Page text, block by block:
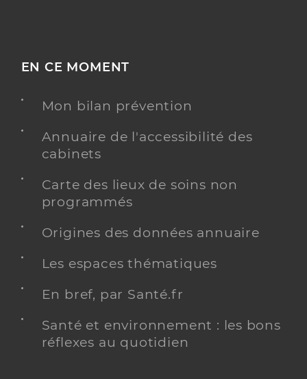
EN CE MOMENT
Mon bilan prévention
Annuaire de l'accessibilité des
cabinets
Carte des lieux de soins non
programmés
Origines des données annuaire
Les espaces thématiques
En bref, par Santé.fr
Santé et environnement : les bons
réflexes au quotidien